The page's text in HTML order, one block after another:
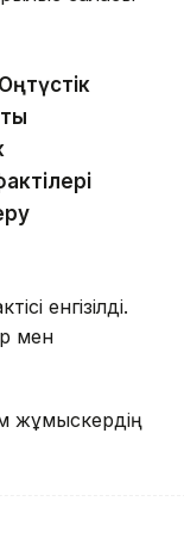
енгізілді.
мен
жұмыскердің